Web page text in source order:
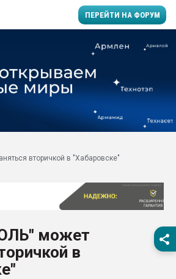
ПЕРЕЙТИ НА ФОРУМ
производство SPC
заводу пластмасс"
Подмосковье, Москва
28.07.2026
пластмасс
28.07.2026
вторичкой в "Хабаровске"
может
в